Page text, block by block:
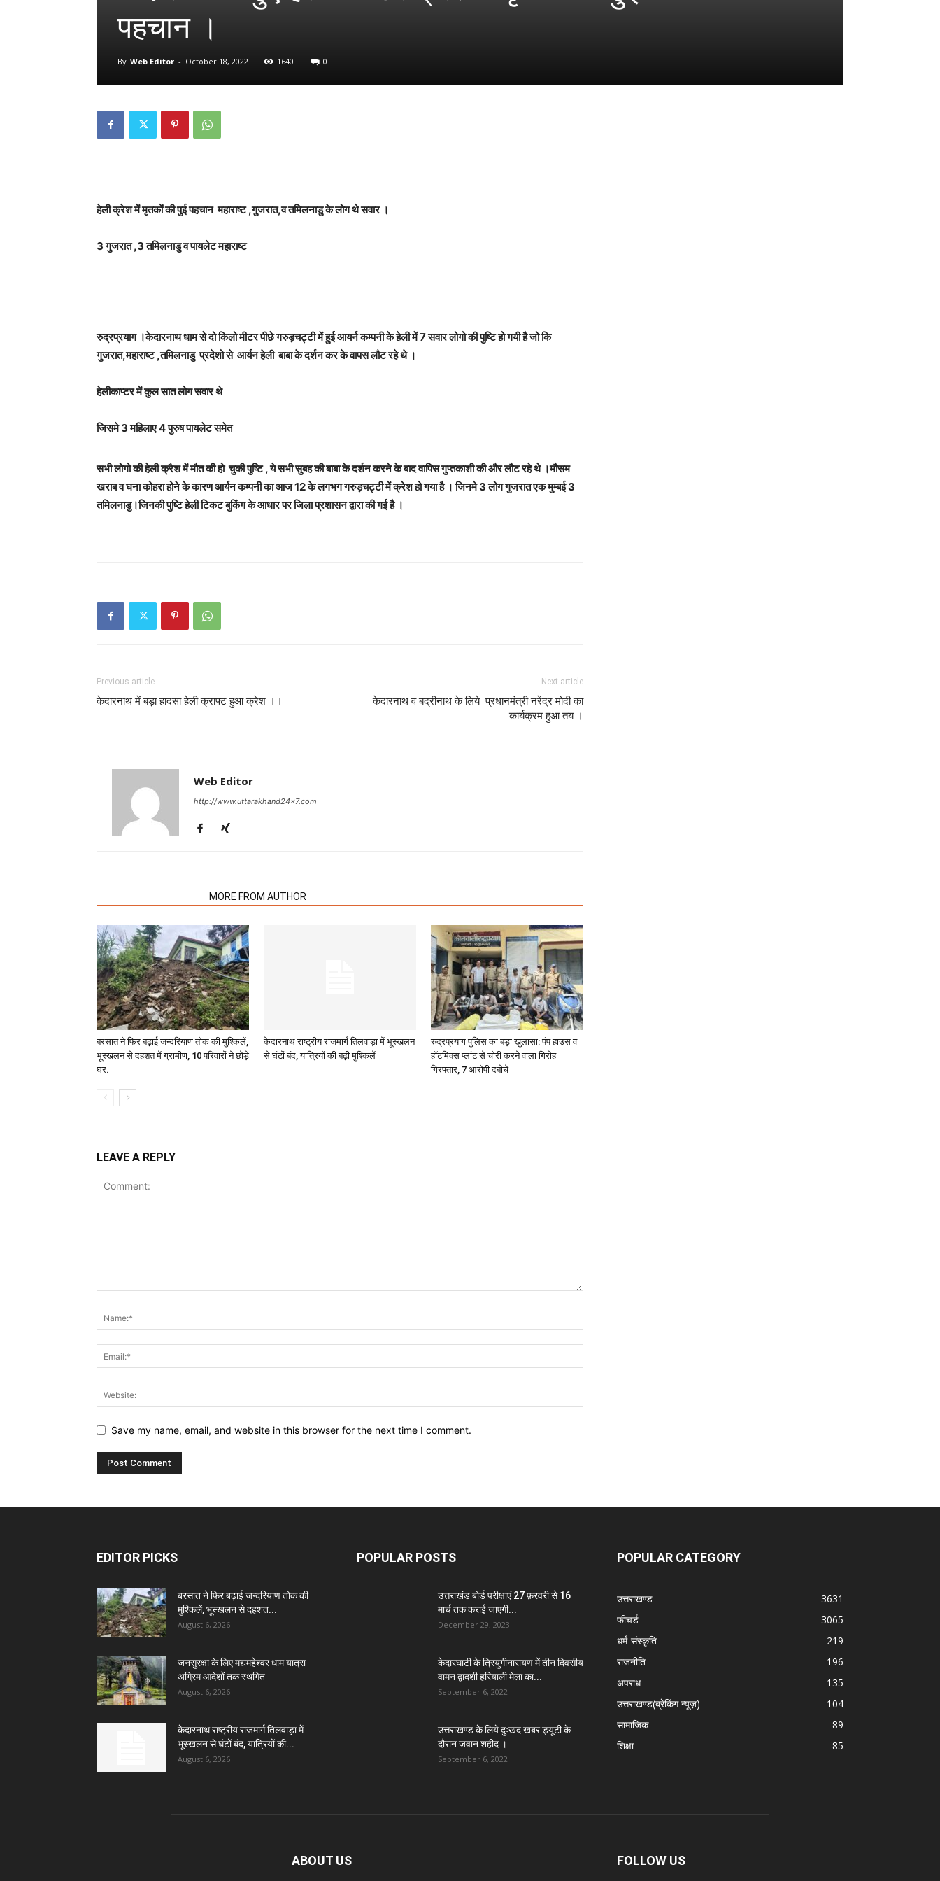
पहचान ।
By Web Editor - October 18, 2022 1640 0
हेली क्रेश में मृतकों की पुई पहचान महाराष्ट ,गुजरात,व तमिलनाडु के लोग थे सवार ।
3 गुजरात ,3 तमिलनाडु व पायलेट महाराष्ट
रुद्रप्रयाग ।केदारनाथ धाम से दो किलो मीटर पीछे गरुड़चट्टी में हुई आयर्न कम्पनी के हेली में 7 सवार लोगो की पुष्टि हो गयी है जो कि
गुजरात,महाराष्ट ,तमिलनाडु प्रदेशो से आर्यन हेली बाबा के दर्शन कर के वापस लौट रहे थे ।
हेलीकाप्टर में कुल सात लोग सवार थे
जिसमे 3 महिलाए 4 पुरुष पायलेट समेत
सभी लोगो की हेली क्रैश में मौत की हो चुकी पुष्टि , ये सभी सुबह की बाबा के दर्शन करने के बाद वापिस गुप्तकाशी की और लौट रहे थे ।मौसम
खराब व घना कोहरा होने के कारण आर्यन कम्पनी का आज 12 के लगभग गरुड़चट्टी में क्रेश हो गया है । जिनमे 3 लोग गुजरात एक मुम्बई 3
तमिलनाडु।जिनकी पुष्टि हेली टिकट बुकिंग के आधार पर जिला प्रशासन द्वारा की गई है ।
Previous article
केदारनाथ में बड़ा हादसा हेली क्राफ्ट हुआ क्रेश ।।
Next article
केदारनाथ व बद्रीनाथ के लिये प्रधानमंत्री नरेंद्र मोदी का
कार्यक्रम हुआ तय ।
Web Editor
http://www.uttarakhand24x7.com
MORE FROM AUTHOR
बरसात ने फिर बढ़ाई जन्दरियाण तोक की मुश्किलें,
भूस्खलन से दहशत में ग्रामीण, 10 परिवारों ने छोड़े
घर.
केदारनाथ राष्ट्रीय राजमार्ग तिलवाड़ा में भूस्खलन
से घंटों बंद, यात्रियों की बढ़ी मुश्किलें
रुद्रप्रयाग पुलिस का बड़ा खुलासा: पंप हाउस व
हॉटमिक्स प्लांट से चोरी करने वाला गिरोह
गिरफ्तार, 7 आरोपी दबोचे
LEAVE A REPLY
Save my name, email, and website in this browser for the next time I comment.
EDITOR PICKS
बरसात ने फिर बढ़ाई जन्दरियाण तोक की
मुश्किलें, भूस्खलन से दहशत...
August 6, 2026
जनसुरक्षा के लिए मद्यमहेश्वर धाम यात्रा
अग्रिम आदेशों तक स्थगित
August 6, 2026
केदारनाथ राष्ट्रीय राजमार्ग तिलवाड़ा में
भूस्खलन से घंटों बंद, यात्रियों की...
August 6, 2026
POPULAR POSTS
उत्तराखंड बोर्ड परीक्षाएं 27 फ़रवरी से 16
मार्च तक कराई जाएगी...
December 29, 2023
केदारघाटी के त्रियुगीनारायण में तीन दिवसीय
वामन द्वादशी हरियाली मेला का...
September 6, 2022
उत्तराखण्ड के लिये दुःखद खबर ड्यूटी के
दौरान जवान शहीद ।
September 6, 2022
POPULAR CATEGORY
उत्तराखण्ड
3631
फीचर्ड
3065
धर्म-संस्कृति
219
राजनीति
196
अपराध
135
उत्तराखण्ड(ब्रेकिंग न्यूज़)
104
सामाजिक
89
शिक्षा
85
ABOUT US FOLLOW US